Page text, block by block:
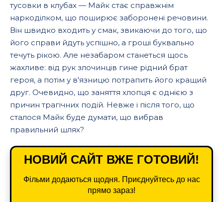
тусовки в клубах — Майк стає справжнім
наркоділком, що поширює заборонені речовини.
Він швидко входить у смак, звикаючи до того, що
його справи йдуть успішно, а гроші буквально
течуть рікою. Але незабаром станеться щось
жахливе: від рук злочинців гине рідний брат
героя, а потім у в'язницю потрапить його кращий
друг. Очевидно, що заняття хлопця є однією з
причин трагічних подій. Невже і після того, що
сталося Майк буде думати, що вибрав
правильний шлях?
НОВИЙ САЙТ ВЖЕ ГОТОВИЙ!
Фільми додаються щодня. Приєднуйтесь до нас
прямо зараз!